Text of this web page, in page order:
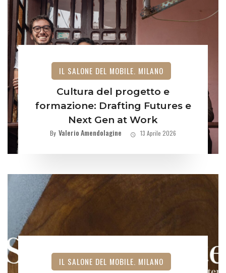
IL SALONE DEL MOBILE. MILANO
Cultura del progetto e
formazione: Drafting Futures e
Next Gen at Work
By Valerio Amendolagine 13 Aprile 2026
IL SALONE DEL MOBILE. MILANO